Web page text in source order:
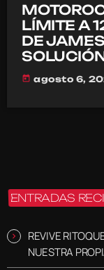
LÍMITE A
DE
today agosto 6,
ENTRADAS
REVIVE
NUESTRA